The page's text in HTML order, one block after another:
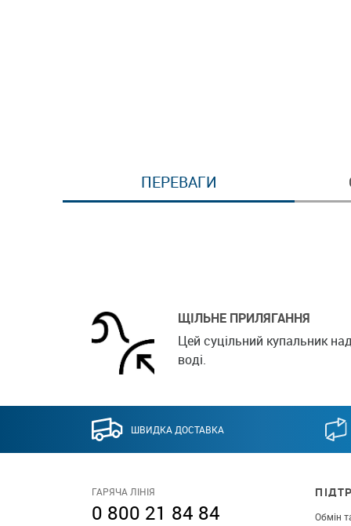
ПЕРЕВАГИ
ЩІЛЬНЕ ПРИЛЯГАННЯ
Цей суцільний купальник
воді.
ШВИДКА ДОСТАВКА
ГАРЯЧА ЛІНІЯ
0 800 21 84 84
Обмін